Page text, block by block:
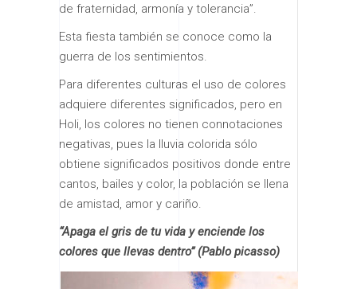
de fraternidad, armonía y tolerancia”.
Esta fiesta también se conoce como la
guerra de los sentimientos.
Para diferentes culturas el uso de colores
adquiere diferentes significados, pero en
Holi, los colores no tienen connotaciones
negativas, pues la lluvia colorida sólo
obtiene significados positivos donde entre
cantos, bailes y color, la población se llena
de amistad, amor y cariño.
“Apaga el gris de tu vida y enciende los
colores que llevas dentro” (Pablo picasso)